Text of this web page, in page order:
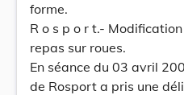
forme.
R o s p o r t.-
repas sur roues.
En séance du 03 avril
de Rosport a pris une